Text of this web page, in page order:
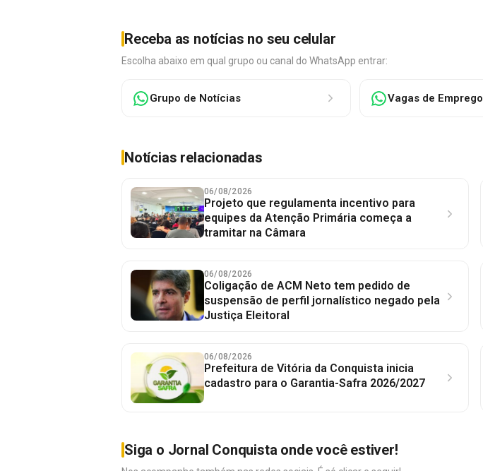
Receba as notícias no seu celular
Escolha abaixo em qual grupo ou canal do WhatsApp entrar:
Grupo de Notícias Vagas de Emprego
Notícias relacionadas
06/08/2026
Projeto que regulamenta incentivo para
equipes da Atenção Primária começa a
tramitar na Câmara
06/08/2026
Coligação de ACM Neto tem pedido de
suspensão de perfil jornalístico negado pela
Justiça Eleitoral
06/08/2026
Prefeitura de Vitória da Conquista inicia
cadastro para o Garantia-Safra 2026/2027
Siga o Jornal Conquista onde você estiver!